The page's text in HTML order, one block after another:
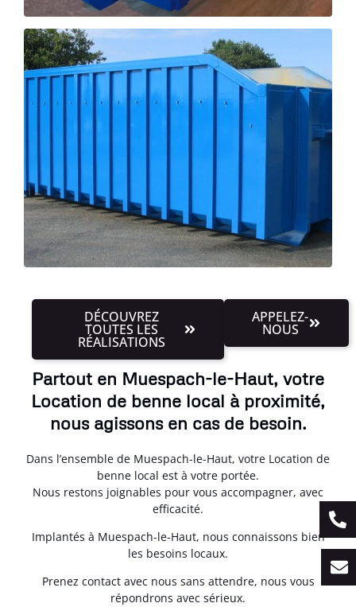
DÉCOUVREZ
TOUTES LES
RÉALISATIONS
APPELEZ-
NOUS
Partout en Muespach-le-Haut, votre
Location de benne local à proximité,
nous agissons en cas de besoin.
Dans l’ensemble de Muespach-le-Haut, votre Location de
benne local est à votre portée.
Nous restons joignables pour vous accompagner, avec
efficacité.
Implantés à Muespach-le-Haut, nous connaissons bien
les besoins locaux.
Prenez contact avec nous sans attendre, nous vous
répondrons avec sérieux.